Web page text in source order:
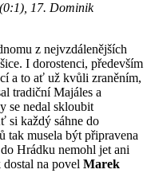
17. Dominik
z nejvzdálenějších
I dorostenci, především
a to ať už kvůli zraněním,
tradiční Majáles a
se nedal skloubit
si každý sáhne do
tak musela být připravena
Hrádku nemohl jet ani
dostal na povel Marek